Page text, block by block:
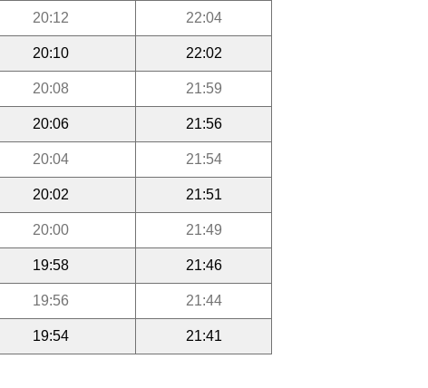
20:12 22:04
20:10 22:02
20:08 21:59
20:06 21:56
20:04 21:54
20:02 21:51
20:00 21:49
19:58 21:46
19:56 21:44
19:54 21:41